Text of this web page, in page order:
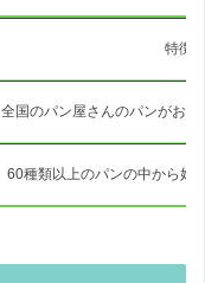
特徴
全国のパン屋さんのパンがお
60種類以上のパンの中から好